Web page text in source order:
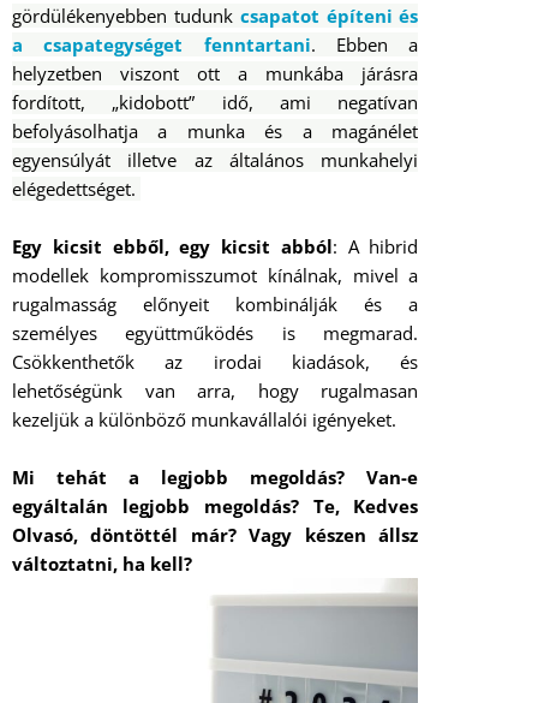
gördülékenyebben tudunk csapatot építeni és
a csapategységet fenntartani. Ebben a
helyzetben viszont ott a munkába járásra
fordított, „kidobott” idő, ami negatívan
befolyásolhatja a munka és a magánélet
egyensúlyát illetve az általános munkahelyi
elégedettséget.
Egy kicsit ebből, egy kicsit abból: A hibrid
modellek kompromisszumot kínálnak, mivel a
rugalmasság előnyeit kombinálják és a
személyes együttműködés is megmarad.
Csökkenthetők az irodai kiadások, és
lehetőségünk van arra, hogy rugalmasan
kezeljük a különböző munkavállalói igényeket.
Mi tehát a legjobb megoldás? Van-e
egyáltalán legjobb megoldás? Te, Kedves
Olvasó, döntöttél már? Vagy készen állsz
változtatni, ha kell?